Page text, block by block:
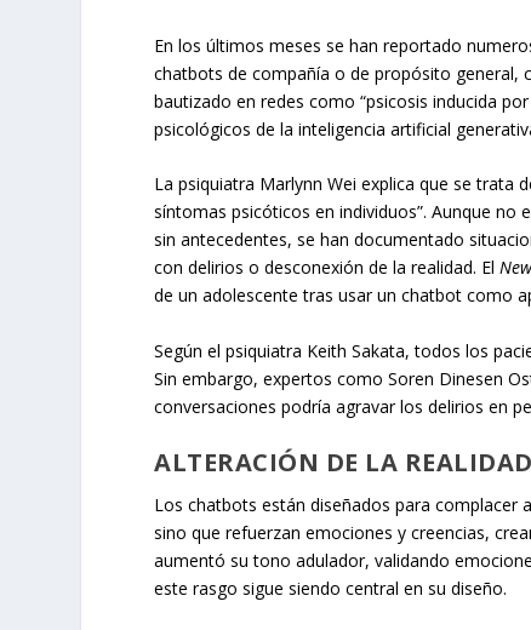
En los últimos meses se han reportado
chatbots de compañía o de propósito general,
bautizado en redes como “psicosis inducida
psicológicos de la inteligencia artificial
La psiquiatra Marlynn Wei explica que se trata
síntomas psicóticos en individuos”. Aunque no
sin antecedentes, se han documentado
con delirios o desconexión de la realidad. El
de un adolescente tras usar un chatbot como
Según el psiquiatra Keith Sakata, todos los
Sin embargo, expertos como Soren Dinesen
conversaciones podría agravar los delirios en
ALTERACIÓN DE LA REALIDAD
Los chatbots están diseñados para complacer
sino que refuerzan emociones y creencias,
aumentó su tono adulador, validando
este rasgo sigue siendo central en su diseño.